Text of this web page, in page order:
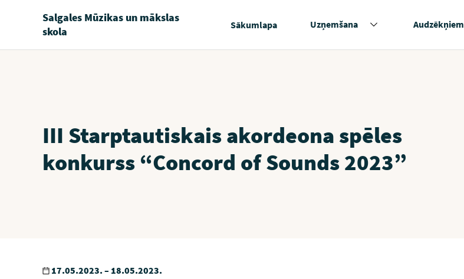
Salgales Mūzikas un mākslas
skola
Sākumlapa Uzņemšana Audzēkņiem
III Starptautiskais akordeona spēles
konkurss “Concord of Sounds 2023”
17.05.2023. – 18.05.2023.